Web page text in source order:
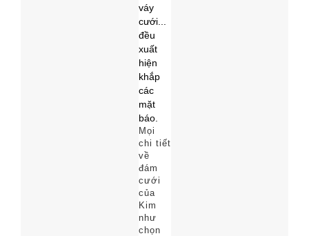
Mọi
chi tiết
về
đám
cưới
của
Kim
như
chọn